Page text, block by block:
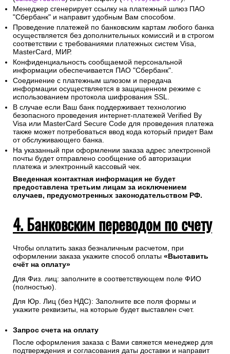
Менеджер сгенерирует ссылку на платежный шлюз ПАО
"Сбербанк" и направит удобным Вам способом.
Проведение платежей по банковским картам любого банка
осуществляется без дополнительных комиссий и в строгом
соответствии с требованиями платежных систем Visa,
MasterCard, МИР.
Конфиденциальность сообщаемой персональной
информации обеспечивается ПАО "Сбербанк".
Соединение с платежным шлюзом и передача
информации осуществляется в защищенном режиме с
использованием протокола шифрования SSL.
В случае если Ваш банк поддерживает технологию
безопасного проведения интернет-платежей Verified By
Visa или MasterCard Secure Code для проведения платежа
также может потребоваться ввод кода который придет Вам
от обслуживающего банка.
На указанный при оформлении заказа адрес электронной
почты будет отправлено сообщение об авторизации
платежа и электронный кассовый чек.
Введенная контактная информация не будет
предоставлена третьим лицам за исключением
случаев, предусмотренных законодательством РФ.
4. Банковским переводом по счету
Чтобы оплатить заказ безналичным расчетом, при
оформлении заказа укажите способ оплаты «Выставить
счёт на оплату»
Для Физ. лиц: заполните в соответствующем поле ФИО
(полностью).
Для Юр. Лиц (без НДС): Заполните все поля формы и
укажите реквизиты, на которые будет выставлен счет.
Запрос счета на оплату
После оформления заказа с Вами свяжется менеджер для
подтверждения и согласования даты доставки и направит